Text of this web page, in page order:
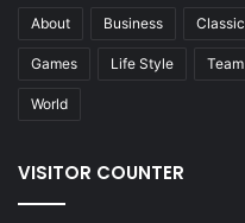
About Business Classic
Games Life Style Team
World
VISITOR COUNTER